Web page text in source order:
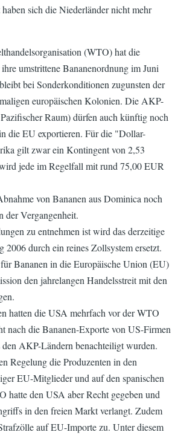
sich die Niederländer nicht mehr
(WTO) hat die
umstrittene Bananenordnung im Juni
bei Sonderkonditionen zugunsten der
europäischen Kolonien. Die AKP-
Raum) dürfen auch künftig noch
die EU exportieren. Für die "Dollar-
gilt zwar ein Kontingent von 2,53
jede im Regelfall mit rund 75,00 EUR
von Bananen aus Dominica noch
der Vergangenheit.
zu entnehmen ist wird das derzeitige
2006 durch ein reines Zollsystem ersetzt.
Bananen in die Europäische Union (EU)
den jahrelangen Handelsstreit mit den
hatten die USA mehrfach vor der WTO
nach die Bananen-Exporte von US-Firmen
den AKP-Ländern benachteiligt wurden.
Regelung die Produzenten in den
EU-Mitglieder und auf den spanischen
hatte den USA aber Recht gegeben und
in den freien Markt verlangt. Zudem
auf EU-Importe zu. Unter diesem